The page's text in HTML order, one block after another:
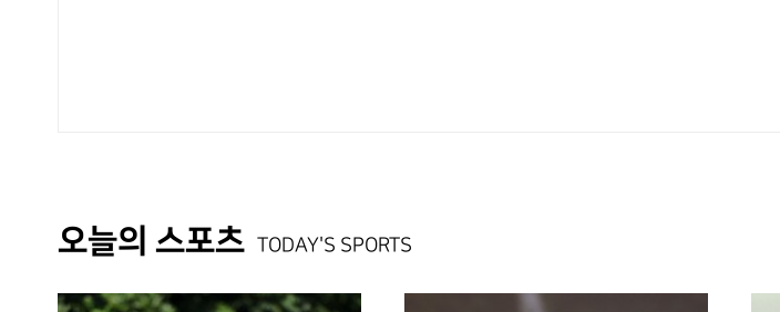
오늘의 스포츠 TODAY'S SPORTS